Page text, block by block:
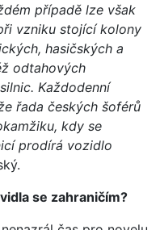
případě lze však
vzniku stojící kolony
hasičských a
odtahových
Každodenní
řada českých šoférů
kdy se
prodírá vozidlo
se zahraničím?